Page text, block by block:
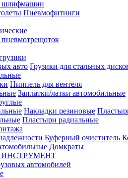
шлифмашин
Пневмофитинги
авто Грузики для стальных
Ниппель для вентеля
Заплатки/латки автомобильные
Накладки резиновые
Пластыри радиальные
Буферный очиститель
Домкраты
автомобилей